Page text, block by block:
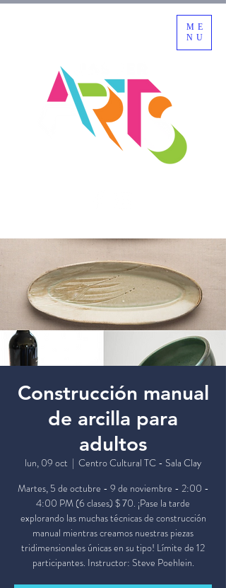
ME
NU
Construcción manual
de arcilla para
adultos
lun, 09 oct
  |
Centro Cultural TC - Sala Clay
Martes, 5 de octubre - 9 de noviembre - 2:00 -
4:00 PM (6 clases) $ 70. ¡Pase la tarde
explorando las muchas técnicas de construcción
manual mientras creamos nuestras piezas
tridimensionales únicas en su tipo! Límite de 12
participantes. Instructor: Steve Poehlein.